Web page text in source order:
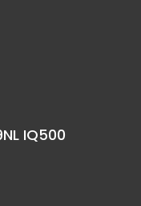
IQ500